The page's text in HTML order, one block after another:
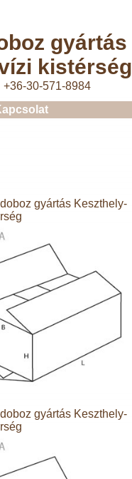
gyártás
kistérség
30-571-8984
gyártás Keszthely-
gyártás Keszthely-